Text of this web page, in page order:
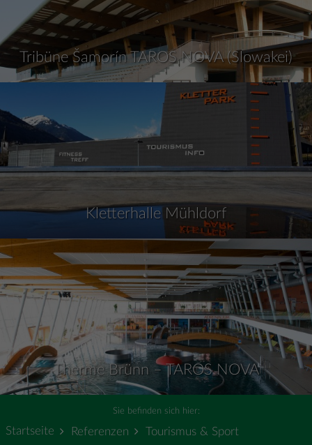
Tribüne Šamorín TAROS NOVA (Slowakei)
Kletterhalle Mühldorf
Therme Brünn – TAROS NOVA
Sie befinden sich hier:
Startseite Referenzen
Tourismus & Sport